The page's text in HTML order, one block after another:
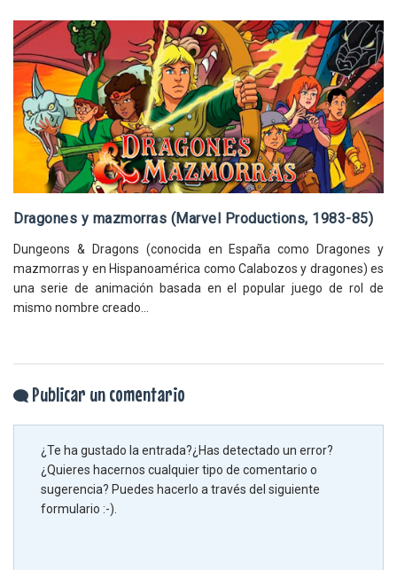
Dragones y mazmorras (Marvel Productions, 1983-85)
Dungeons & Dragons (conocida en España como Dragones y
mazmorras y en Hispanoamérica como Calabozos y dragones) es
una serie de animación basada en el popular juego de rol de
mismo nombre creado...
Publicar un comentario
¿Te ha gustado la entrada?¿Has detectado un error?
¿Quieres hacernos cualquier tipo de comentario o
sugerencia? Puedes hacerlo a través del siguiente
formulario :-).